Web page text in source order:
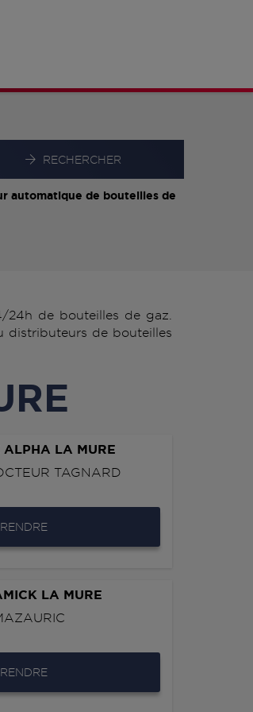
RECHERCHER
automatique de bouteilles de
24h de bouteilles de gaz.
distributeurs de bouteilles
LA MURE
TAGNARD
RENDRE
LA MURE
RENDRE